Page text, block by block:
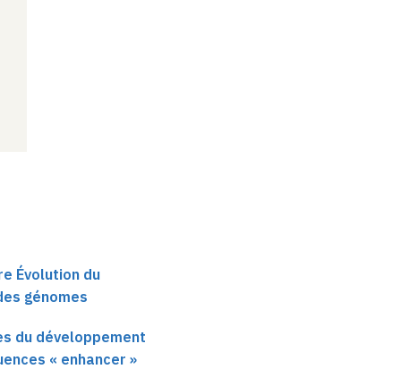
Évolution du
génomes
du développement
« enhancer »